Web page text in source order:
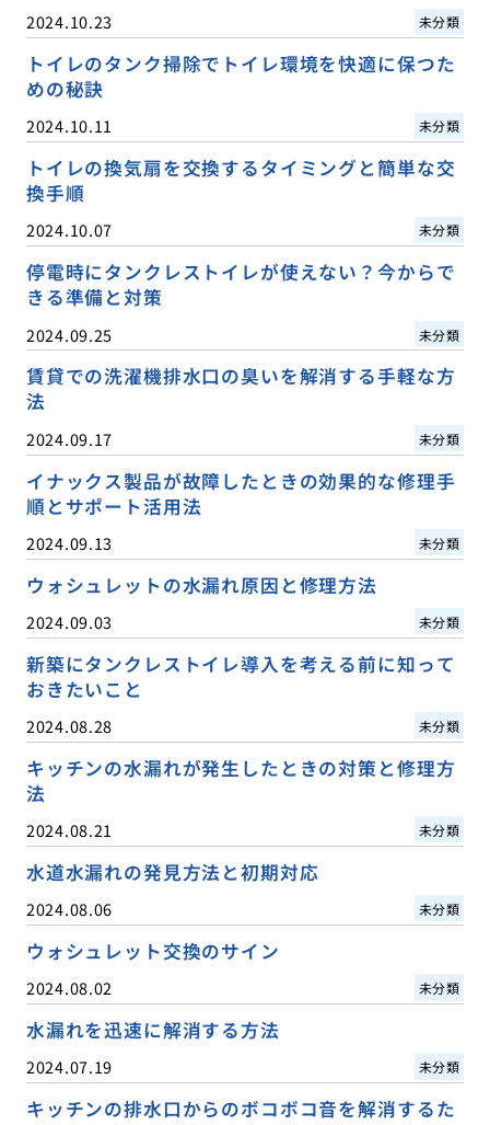
2024.10.23 未分類
トイレのタンク掃除でトイレ環境を快適に保つた
めの秘訣
2024.10.11 未分類
トイレの換気扇を交換するタイミングと簡単な交
換手順
2024.10.07 未分類
停電時にタンクレストイレが使えない？今からで
きる準備と対策
2024.09.25 未分類
賃貸での洗濯機排水口の臭いを解消する手軽な方
法
2024.09.17 未分類
イナックス製品が故障したときの効果的な修理手
順とサポート活用法
2024.09.13 未分類
ウォシュレットの水漏れ原因と修理方法
2024.09.03 未分類
新築にタンクレストイレ導入を考える前に知って
おきたいこと
2024.08.28 未分類
キッチンの水漏れが発生したときの対策と修理方
法
2024.08.21 未分類
水道水漏れの発見方法と初期対応
2024.08.06 未分類
ウォシュレット交換のサイン
2024.08.02 未分類
水漏れを迅速に解消する方法
2024.07.19 未分類
キッチンの排水口からのボコボコ音を解消するた